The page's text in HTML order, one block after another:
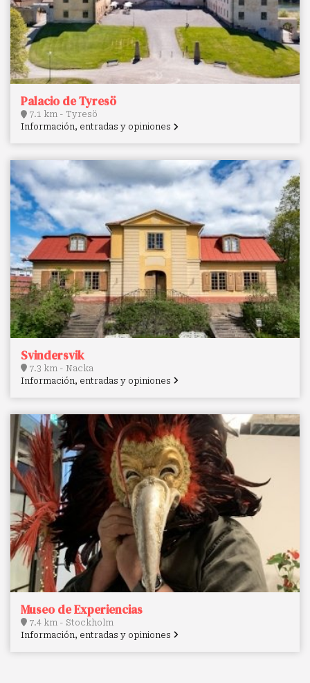
Palacio de Tyresö
7.1 km - Tyresö
Información, entradas y opiniones
Svindersvik
7.3 km - Nacka
Información, entradas y opiniones
Museo de Experiencias
7.4 km - Stockholm
Información, entradas y opiniones